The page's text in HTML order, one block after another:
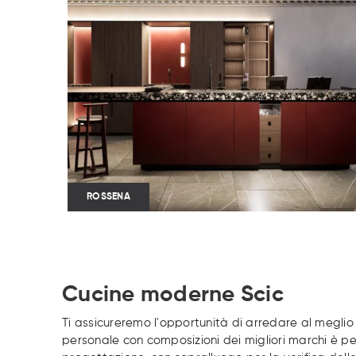
ROSSENA
Cucine moderne Scic
Ti assicureremo l'opportunità di arredare al
personale con composizioni dei migliori marchi è